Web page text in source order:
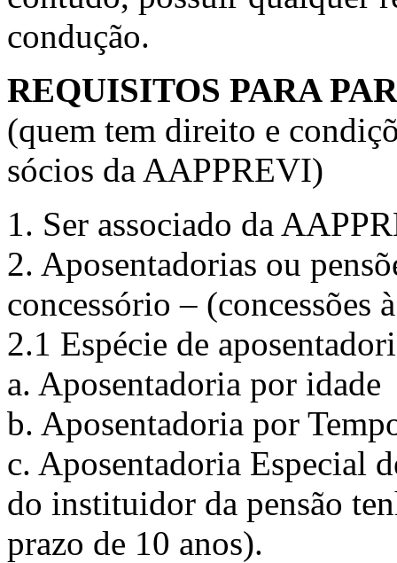
condução.
REQUISITOS PARA
(quem tem direito e
sócios da AAPPREVI)
1. Ser associado da
2. Aposentadorias ou
concessório – (concessões
2.1 Espécie de
a. Aposentadoria por idade
b. Aposentadoria por
c. Aposentadoria Especial
do instituidor da pensão
prazo de 10 anos).